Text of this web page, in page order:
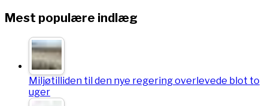
Mest populære indlæg
Miljøtilliden til den nye regering overlevede blot to
uger